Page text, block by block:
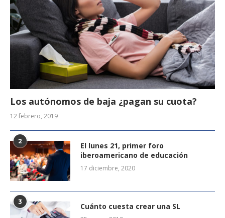
Los autónomos de baja ¿pagan su cuota?
12 febrero, 2019
2
El lunes 21, primer foro
iberoamericano de educación
17 diciembre, 2020
3 Cuánto cuesta crear una SL